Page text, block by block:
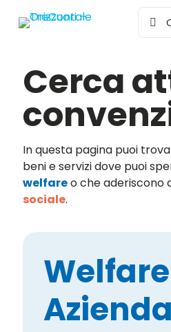
Cerca
In questa pagina puoi
beni e servizi dove puoi
welfareo che aderiscono
sociale.
Welfare